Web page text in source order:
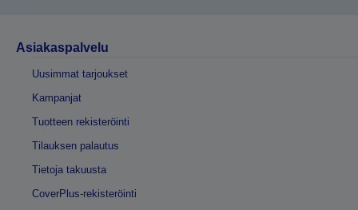
Asiakaspalvelu
Uusimmat tarjoukset
Kampanjat
Tuotteen rekisteröinti
Tilauksen palautus
Tietoja takuusta
CoverPlus-rekisteröinti